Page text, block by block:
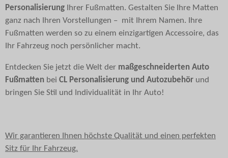
Personalisierung Ihrer Fußmatten. Gestalten Sie Ihre Matten
ganz nach Ihren Vorstellungen – mit Ihrem Namen. Ihre
Fußmatten werden so zu einem einzigartigen Accessoire, das
Ihr Fahrzeug noch persönlicher macht.
Entdecken Sie jetzt die Welt der maßgeschneiderten Auto
Fußmatten bei CL Personalisierung und Autozubehör und
bringen Sie Stil und Individualität in Ihr Auto!
Wir garantieren Ihnen höchste Qualität und einen perfekten
Sitz für Ihr Fahrzeug.